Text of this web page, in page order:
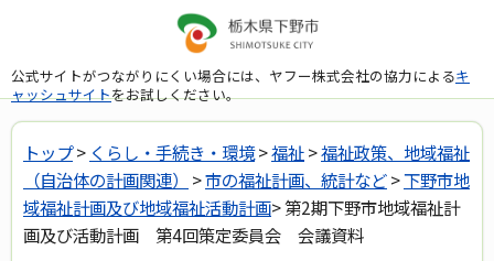
公式サイトがつながりにくい場合には、ヤフー株式会社の協力によるキ
ャッシュサイトをお試しください。
トップ> くらし・手続き・環境>福祉>福祉政策、地域福祉
（自治体の計画関連）
>市の福祉計画、統計など>下野市地
域福祉計画及び地域福祉活動計画> 第2期下野市地域福祉計
画及び活動計画 第4回策定委員会 会議資料